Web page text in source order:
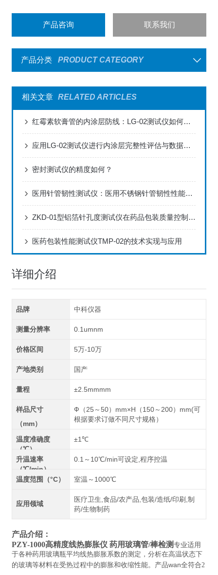
产品咨询 联系我们
产品分类 PRODUCT CATEGORY
相关文章 RELATED ARTICLES
红霉素软膏管的内涂层防线：LG-02测试仪如何破解普药包装的“隐蔽风险”
应用LG-02测试仪进行内涂层完整性评估与数据分析方案
密封测试仪的精度如何？
医用针管韧性测试仪：医用不锈钢针管韧性性能标准化检测设备
ZKD-01型铝箔针孔度测试仪在药品包装质量控制中的应用
医药包装性能测试仪TMP-02的技术实现与应用
详细介绍
品牌 中科仪器
测量分辨率 0.1umnm
价格区间 5万-10万
产地类别 国产
量程 ±2.5mmmm
样品尺寸
（mm）
Ф（25～50）mm×H（150～200）mm(可
根据要求订做不同尺寸规格）
温度准确度
（℃）
±1℃
升温速率
（℃/min）
0.1～10℃/min可设定,程序控温
温度范围（°C） 室温～1000℃
应用领域
医疗卫生,食品/农产品,包装/造纸/印刷,制
药/生物制药
产品介绍：
PZY-1000高精度线热膨胀仪 药用玻璃管/棒检测专业适用
于各种药用玻璃瓶平均线热膨胀系数的测定，分析在高温状态下
的玻璃等材料在受热过程中的膨胀和收缩性能。产品wan全符合2